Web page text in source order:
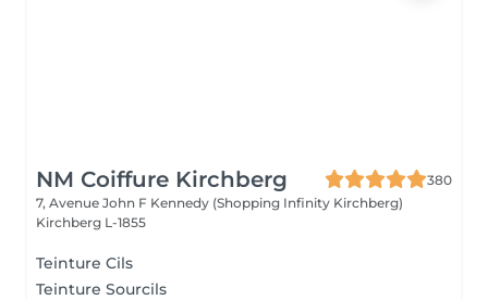
NM Coiffure Kirchberg
380
7, Avenue John F Kennedy (Shopping Infinity Kirchberg)
Kirchberg L-1855
Teinture Cils
Teinture Sourcils